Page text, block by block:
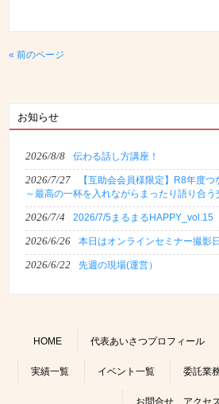
« 前のページ
お知らせ
2026/8/8 伝わる話し方講座！
2026/7/27
【互助会会員様限定】R8年度
～最高の一杯を入れながらまったり語り合
2026/7/4 2026/7/5まるまるHAPPY_vol.15
2026/6/26 本日はオンラインセミナー撮影日
2026/6/22 先週の現場(運営）
HOME 代表あいさつプロフィール
実績一覧 イベント一覧 委託業
お問合せ アクセス